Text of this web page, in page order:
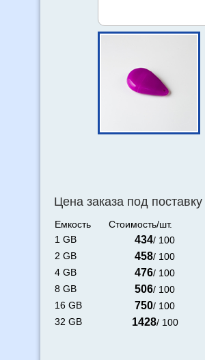
Цена заказа под поставку
Емкость
Стоимость/шт.
1 GB
434/ 100
2 GB
458/ 100
4 GB
476/ 100
8 GB
506/ 100
16 GB
750/ 100
32 GB
1428/ 100